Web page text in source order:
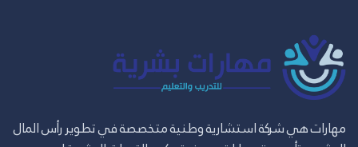
مهارات هي شركة استشارية وطنية متخصصة في تطوير رأس المال